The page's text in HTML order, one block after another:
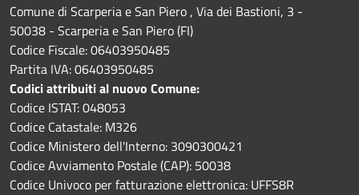
Comune di Scarperia e San Piero , Via dei Bastioni, 3 -
50038 - Scarperia e San Piero (FI)
Codice Fiscale: 06403950485
Partita IVA: 06403950485
Codici attribuiti al nuovo Comune:
Codice ISTAT: 048053
Codice Catastale: M326
Codice Ministero dell'Interno: 3090300421
Codice Avviamento Postale (CAP): 50038
Codice Univoco per fatturazione elettronica: UFFS8R